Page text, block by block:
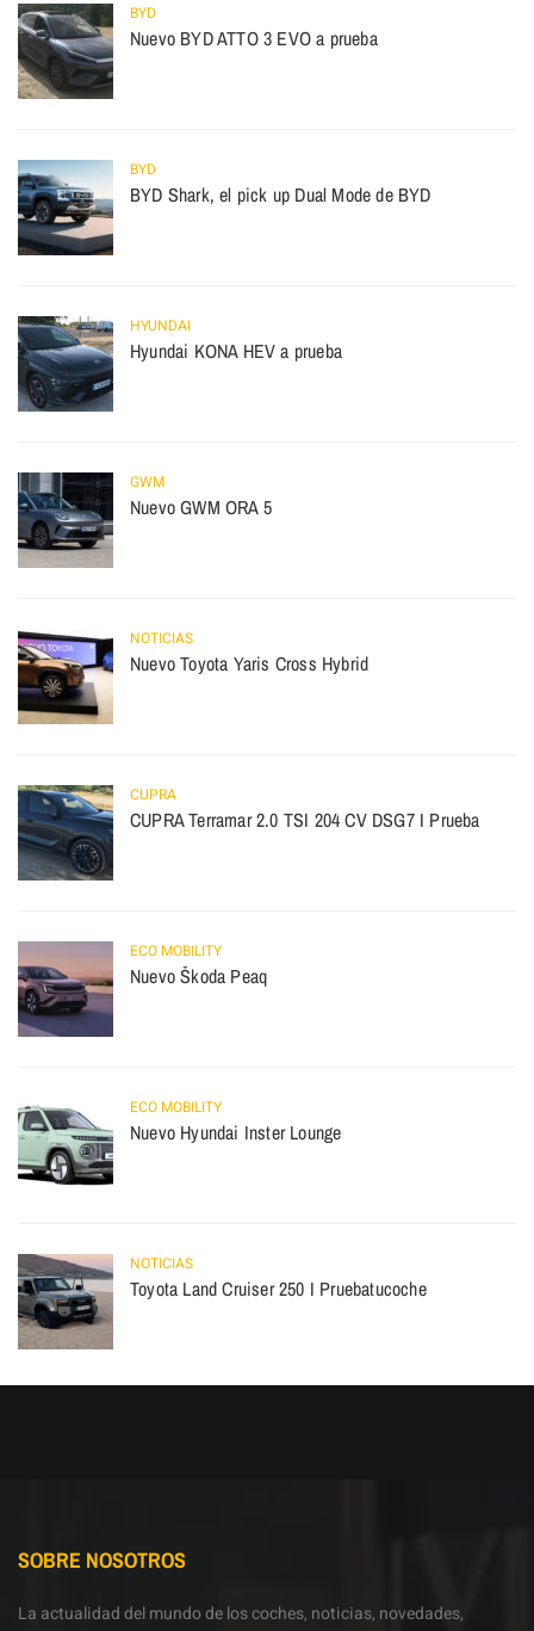
BYD
Nuevo BYD ATTO 3 EVO a prueba
BYD
BYD Shark, el pick up Dual Mode de BYD
HYUNDAI
Hyundai KONA HEV a prueba
GWM
Nuevo GWM ORA 5
NOTICIAS
Nuevo Toyota Yaris Cross Hybrid
CUPRA
CUPRA Terramar 2.0 TSI 204 CV DSG7 I Prueba
ECO MOBILITY
Nuevo Škoda Peaq
ECO MOBILITY
Nuevo Hyundai Inster Lounge
NOTICIAS
Toyota Land Cruiser 250 I Pruebatucoche
SOBRE NOSOTROS
La actualidad del mundo de los coches, noticias, novedades,